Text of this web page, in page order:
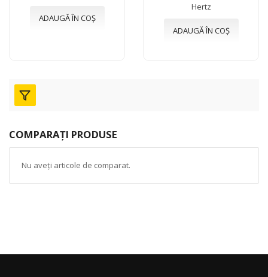
ADAUGĂ ÎN COȘ
Hertz
ADAUGĂ ÎN COȘ
COMPARAȚI PRODUSE
Nu aveți articole de comparat.